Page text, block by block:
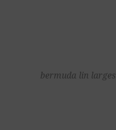
bermuda lin